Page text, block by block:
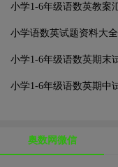
小学1-6年级语数英教案
小学语数英试题资料大全
小学1-6年级语数英期末
小学1-6年级语数英期中
奥数网微信